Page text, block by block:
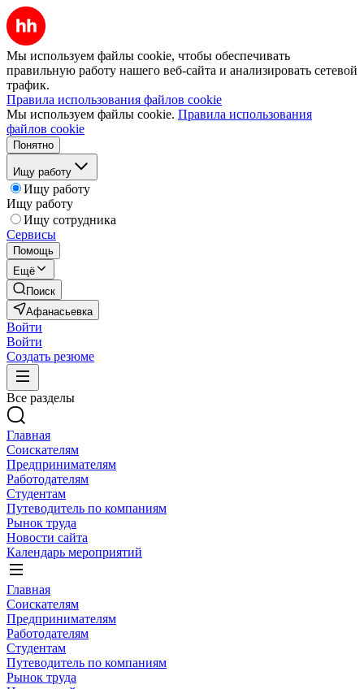
Мы используем файлы cookie, чтобы обеспечивать
правильную работу нашего веб-сайта и анализировать сетевой
трафик.
Правила использования файлов cookie
Мы используем файлы cookie. Правила использования
файлов cookie
Понятно
Ищу работу
Ищу работу
Ищу работу
Ищу сотрудника
Сервисы
Помощь
Ещё
Поиск
Афанасьевка
Войти
Войти
Создать резюме
Все разделы
Главная
Соискателям
Предпринимателям
Работодателям
Студентам
Путеводитель по компаниям
Рынок труда
Новости сайта
Календарь мероприятий
Главная
Соискателям
Предпринимателям
Работодателям
Студентам
Путеводитель по компаниям
Рынок труда